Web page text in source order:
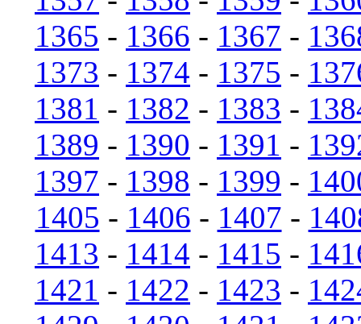
1365 - 1366 - 1367 -
1373 - 1374 - 1375 -
1381 - 1382 - 1383 -
1389 - 1390 - 1391 -
1397 - 1398 - 1399 -
1405 - 1406 - 1407 -
1413 - 1414 - 1415 -
1421 - 1422 - 1423 -